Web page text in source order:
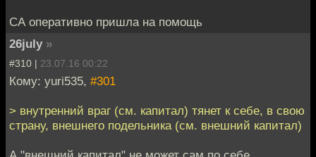
СА оперативно пришла на помощь
26july »
#310 | 23.07.16 00:22
Кому: yuri535, #301
> внутренний враг (см. капитал) тянет к себе, в свою
страну, внешнего подельника (см. внешний капитал)